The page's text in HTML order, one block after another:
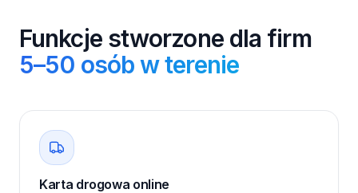
Funkcje stworzone dla firm
5–50 osób w terenie
Karta drogowa online